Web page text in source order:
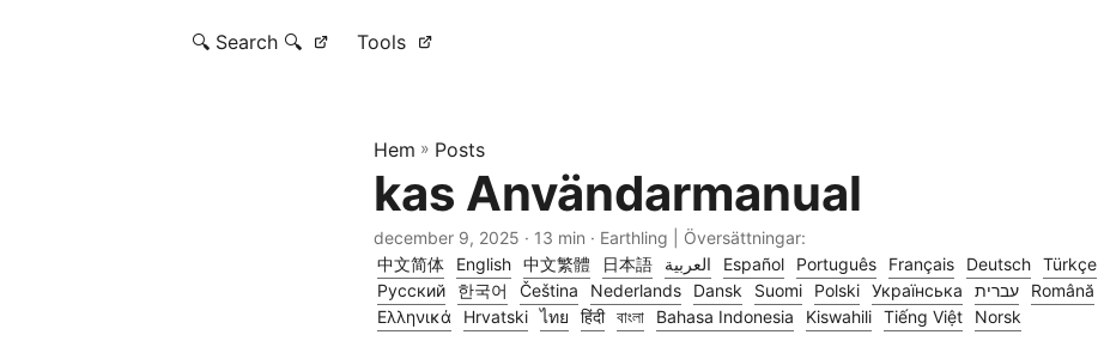
🔍 Search 🔍 Tools
Hem » Posts
kas Användarmanual
december 9, 2025 · 13 min · Earthling | Översättningar:
中文简体
English 中文繁體 日本語 العربية Español Português Français Deutsch Türkçe
Русский
한국어 Čeština Nederlands Dansk Suomi Polski Українська עברית Română
Ελληνικά
Hrvatski ไทย हिंदी বাংলা Bahasa Indonesia Kiswahili Tiếng Việt Norsk